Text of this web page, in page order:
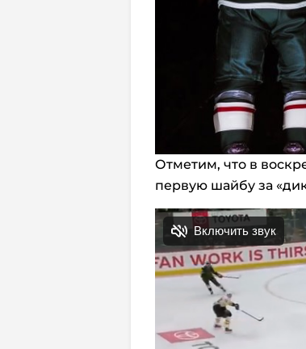
Отметим, что в
первую шайбу за